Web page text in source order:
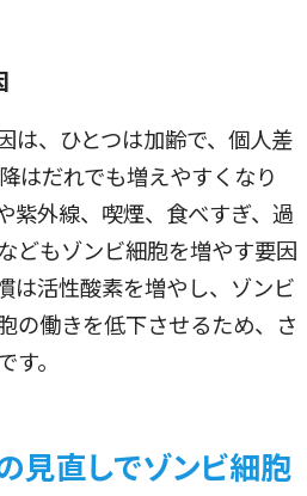
は、ひとつは加齢で、個人差
はだれでも増えやすくなり
紫外線、喫煙、食べすぎ、過
どもゾンビ細胞を増やす要因
は活性酸素を増やし、ゾンビ
の働きを低下させるため、さ
。
見直しでゾンビ細胞